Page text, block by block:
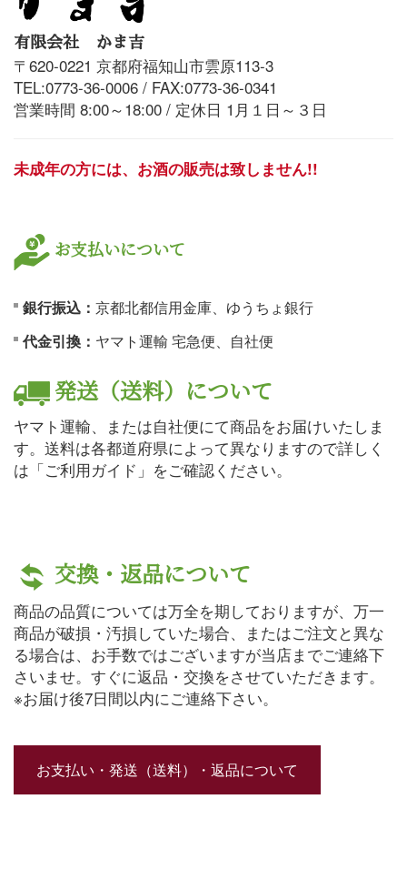
有限会社 かま吉
〒620-0221 京都府福知山市雲原113-3
TEL:0773-36-0006 / FAX:0773-36-0341
営業時間 8:00～18:00 / 定休日 1月１日～３日
未成年の方には、お酒の販売は致しません!!
お支払いについて
銀行振込： 京都北都信用金庫、ゆうちょ銀行
代金引換： ヤマト運輸 宅急便、自社便
発送（送料）について
ヤマト運輸、または自社便にて商品をお届けいたしま
す。送料は各都道府県によって異なりますので詳しく
は「ご利用ガイド」をご確認ください。
交換・返品について
商品の品質については万全を期しておりますが、万一
商品が破損・汚損していた場合、またはご注文と異な
る場合は、お手数ではございますが当店までご連絡下
さいませ。すぐに返品・交換をさせていただきます。
※お届け後7日間以内にご連絡下さい。
お支払い・発送（送料）・返品について